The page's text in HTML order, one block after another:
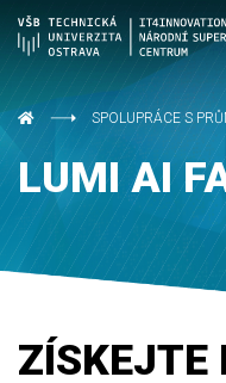
SPOLUPRÁCE S
LUMI AI
ZÍSKEJTE